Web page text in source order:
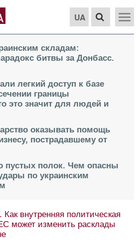
UA
складам:
битвы за Донбасс.
легкий доступ к базе
границы
это значит для людей и
оказывать помощь
пострадавшему от
пустых полок. Чем опасны
по украинским
внутренняя политическая
может изменить расклады